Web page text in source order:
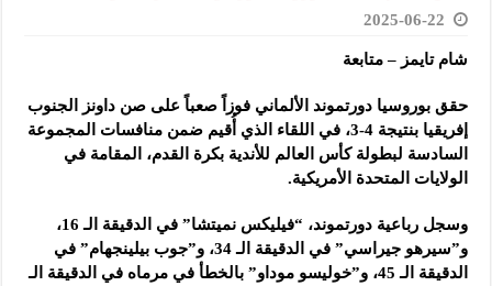
2025-06-22
شام تايمز – متابعة
حقق بوروسيا دورتموند الألماني فوزاً صعباً على صن داونز الجنوب
إفريقيا بنتيجة 4-3
، في اللقاء الذي أُقيم ضمن منافسات المجموعة
السادسة لبطولة كأس العالم للأندية بكرة القدم، المقامة في
الولايات المتحدة الأمريكية.
وسجل رباعية دورتموند، “فيليكس نميتشا” في الدقيقة الـ 16،
و”سيرهو جيراسي” في الدقيقة الـ 34، و”جوب بيلينجهام” في
الدقيقة الـ 45، و”خوليسو موداو” بالخطأ في مرماه في الدقيقة الـ